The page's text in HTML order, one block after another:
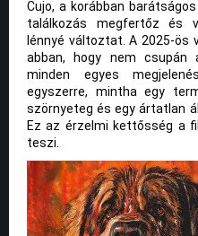
Cujo, a korábban
találkozás megfertőz és
lénnyé változtat. A 2025-ös
abban, hogy nem csupán
minden egyes
egyszerre, mintha egy
szörnyeteg és egy ártatlan
Ez az érzelmi kettősség a
teszi.